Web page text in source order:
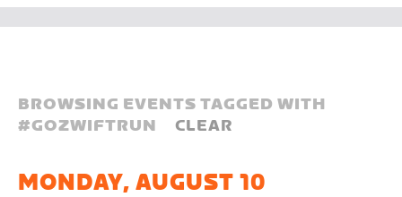
BROWSING EVENTS TAGGED WITH
#GOZWIFTRUN CLEAR
MONDAY, AUGUST 10